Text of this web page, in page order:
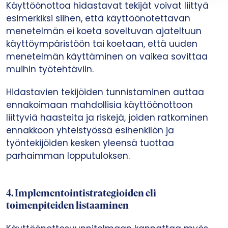
Käyttöönottoa hidastavat tekijät voivat liittyä
esimerkiksi siihen, että käyttöönotettavan
menetelmän ei koeta soveltuvan ajateltuun
käyttöympäristöön tai koetaan, että uuden
menetelmän käyttäminen on vaikea sovittaa
muihin työtehtäviin.
Hidastavien tekijöiden tunnistaminen auttaa
ennakoimaan mahdollisia käyttöönottoon
liittyviä haasteita ja riskejä, joiden ratkominen
ennakkoon yhteistyössä esihenkilön ja
työntekijöiden kesken yleensä tuottaa
parhaimman lopputuloksen.
4. Implementointistrategioiden eli
toimenpiteiden listaaminen